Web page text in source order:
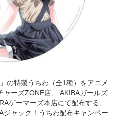
の特製うちわ（全1種）をアニメ
ャーズZONE店、 AKIBAガールズ
ゲーマーズ本店にて配布する、
ジャック！うちわ配布キャンペー